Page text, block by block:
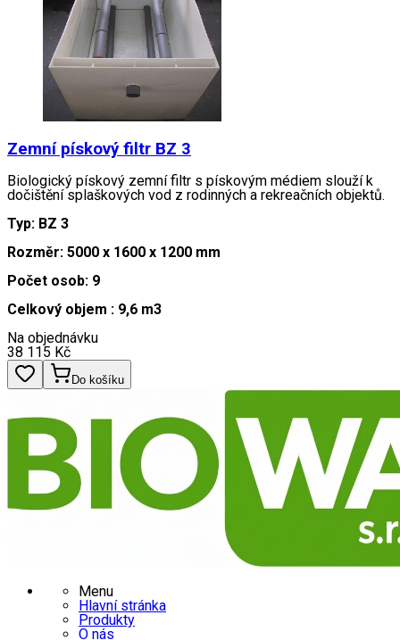
Zemní pískový filtr BZ 3
Biologický pískový zemní filtr s pískovým médiem slouží k
dočištění splaškových vod z rodinných a rekreačních objektů.
Typ: BZ 3
Rozměr: 5000 x 1600 x 1200 mm
Počet osob: 9
Celkový objem : 9,6 m3
Na objednávku
38 115 Kč
Do košíku
Menu
Hlavní stránka
Produkty
O nás